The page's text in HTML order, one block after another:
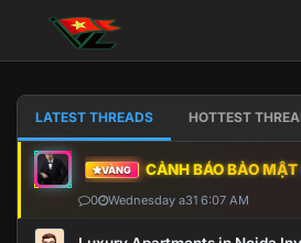
LATEST THREADS HOTTEST
VÀNG CẢNH BÁO BẢO
0 Wednesday a31 6:07 AM